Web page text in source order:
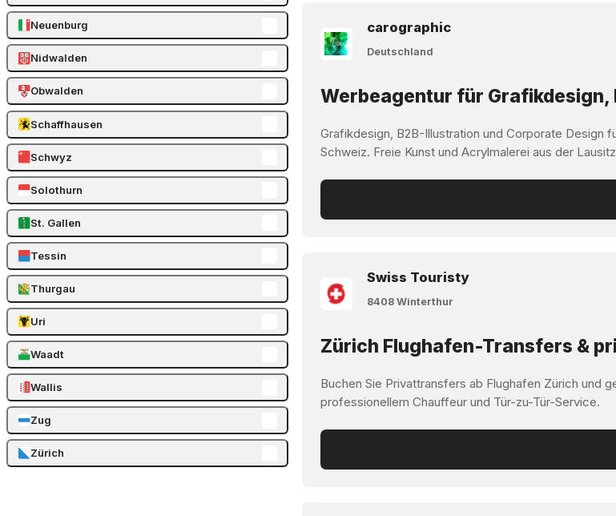
Neuenburg
Nidwalden
Obwalden
Schaffhausen
Schwyz
Solothurn
St. Gallen
Tessin
Thurgau
Uri
Waadt
Wallis
Zug
Zürich
carographic
Deutschland
Werbeagentur für
Grafikdesign, B2B-Illustration und Corporate Design
Schweiz. Freie Kunst und Acrylmalerei aus der
Swiss Touristy
8408 Winterthur
Zürich Flughafen-Transfers &
Buchen Sie Privattransfers ab Flughafen Zürich und
professionellem Chauffeur und Tür-zu-Tür-Service.